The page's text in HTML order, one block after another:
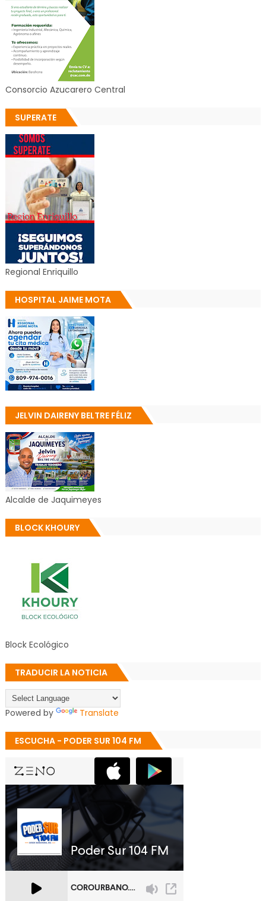
Consorcio Azucarero Central
SUPERATE
Regional Enriquillo
HOSPITAL JAIME MOTA
JELVIN DAIRENY BELTRE FÉLIZ
Alcalde de Jaquimeyes
BLOCK KHOURY
Block Ecológico
TRADUCIR LA NOTICIA
Powered by Translate
ESCUCHA - PODER SUR 104 FM